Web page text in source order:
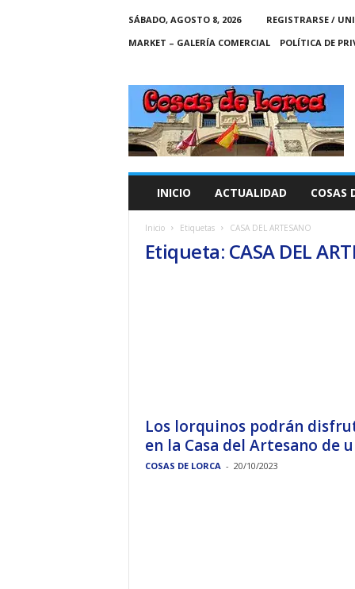
SÁBADO, AGOSTO 8, 2026
REGISTRARSE /
MARKET – GALERÍA COMERCIAL
POLÍTICA DE
C
A
S
INICIO ACTUALIDAD COSAS
Inicio Etiquetas CASA DEL ARTESANO
Etiqueta: CASA DEL
Los lorquinos podrán
en la Casa del Artesano de
COSAS DE LORCA - 20/10/2023